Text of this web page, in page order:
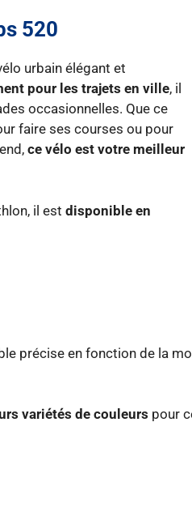
520
urbain élégant et
pour les trajets en ville, il
occasionnelles. Que ce
faire ses courses ou pour
ce vélo est votre meilleur
il est disponible en
précise en fonction de la
variétés de couleurs pour